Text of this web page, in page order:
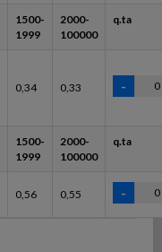
1500-
1999
2000-
100000
q.ta
0,34 0,33
1500-
1999
2000-
100000
q.ta
0,56 0,55